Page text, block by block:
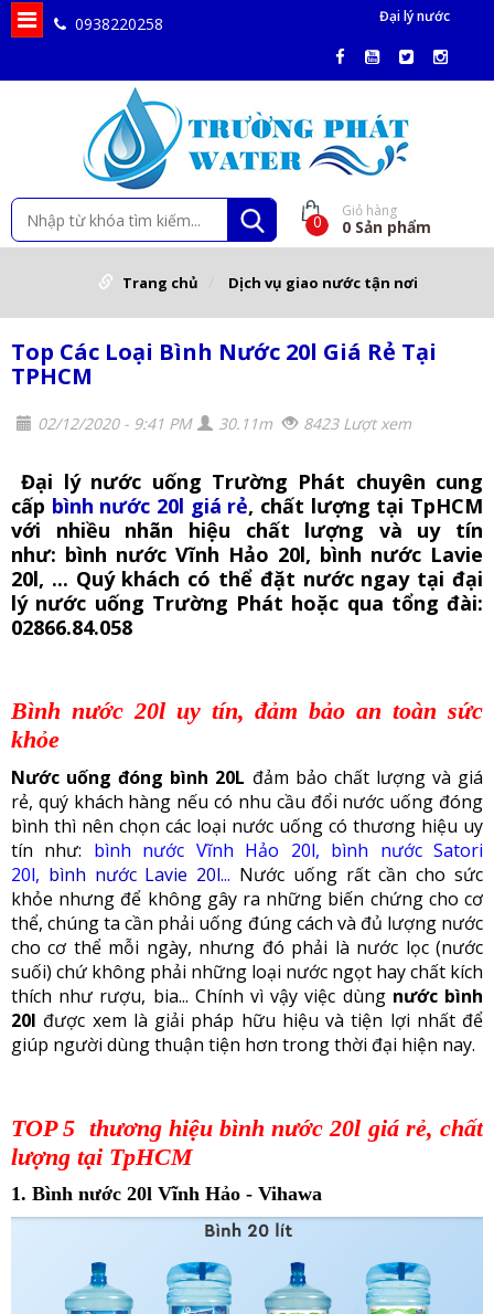
0938220258 Đại lý nước
0
Giỏ hàng
0 Sản phẩm
Trang chủ Dịch vụ giao nước tận nơi
Top Các Loại Bình Nước 20l Giá Rẻ Tại
TPHCM
02/12/2020 - 9:41 PM 30.11m 8423 Lượt xem
Đại lý nước uống Trường Phát chuyên cung
cấp bình nước 20l giá rẻ, chất lượng tại TpHCM
với nhiều nhãn hiệu chất lượng và uy tín
như: bình nước Vĩnh Hảo 20l, bình nước Lavie
20l, ... Quý khách có thể đặt nước ngay tại đại
lý nước uống Trường Phát hoặc qua tổng đài:
02866.84.058
Bình nước 20l uy tín, đảm bảo an toàn sức
khỏe
Nước uống đóng bình 20L đảm bảo chất lượng và giá
rẻ, quý khách hàng nếu có nhu cầu đổi nước uống đóng
bình thì nên chọn các loại nước uống có thương hiệu uy
tín như: bình nước Vĩnh Hảo 20l, bình nước Satori
20l, bình nước Lavie 20l... Nước uống rất cần cho sức
khỏe nhưng để không gây ra những biến chứng cho cơ
thể,chúng ta cần phải uống đúng cách và đủ lượng nước
cho cơ thể mỗi ngày, nhưng đó phải là nước lọc (nước
suối) chứ không phải những loại nước ngọt hay chất kích
thích như rượu, bia... Chính vì vậy việc dùng nước bình
20l được xem là giải pháp hữu hiệu và tiện lợi nhất để
giúp người dùng thuận tiện hơn trong thời đại hiện nay.
TOP 5 thương hiệu bình nước 20l giá rẻ, chất
lượng tại TpHCM
1. Bình nước 20l Vĩnh Hảo - Vihawa